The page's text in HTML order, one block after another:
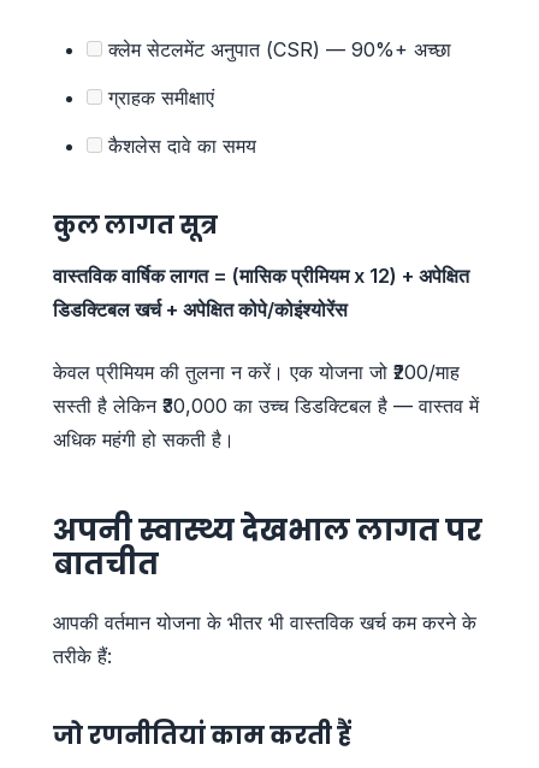
क्लेम सेटलमेंट अनुपात (CSR) — 90%+ अच्छा
ग्राहक समीक्षाएं
कैशलेस दावे का समय
कुल लागत सूत्र
वास्तविक वार्षिक लागत = (मासिक प्रीमियम x 12) + अपेक्षित
डिडक्टिबल खर्च + अपेक्षित कोपे/कोइंश्योरेंस
केवल प्रीमियम की तुलना न करें। एक योजना जो ₹200/माह
सस्ती है लेकिन ₹30,000 का उच्च डिडक्टिबल है — वास्तव में
अधिक महंगी हो सकती है।
अपनी स्वास्थ्य देखभाल लागत पर
बातचीत
आपकी वर्तमान योजना के भीतर भी वास्तविक खर्च कम करने के
तरीके हैं:
जो रणनीतियां काम करती हैं